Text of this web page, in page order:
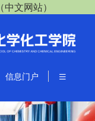
文网站）
信息门户